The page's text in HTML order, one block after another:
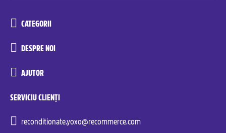
CATEGORII
DESPRE NOI
AJUTOR
SERVICIU CLIENȚI
reconditionate.yoxo@recommerce.com